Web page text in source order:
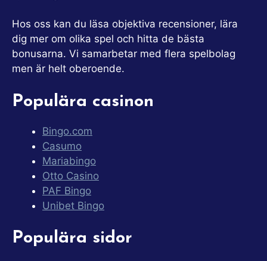
Hos oss kan du läsa objektiva recensioner, lära
dig mer om olika spel och hitta de bästa
bonusarna. Vi samarbetar med flera spelbolag
men är helt oberoende.
Populära casinon
Bingo.com
Casumo
Mariabingo
Otto Casino
PAF Bingo
Unibet Bingo
Populära sidor